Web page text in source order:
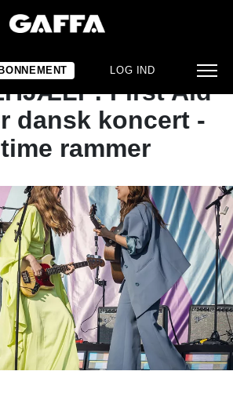
LOG IND
NYHED
First Aid
dansk koncert -
rammer